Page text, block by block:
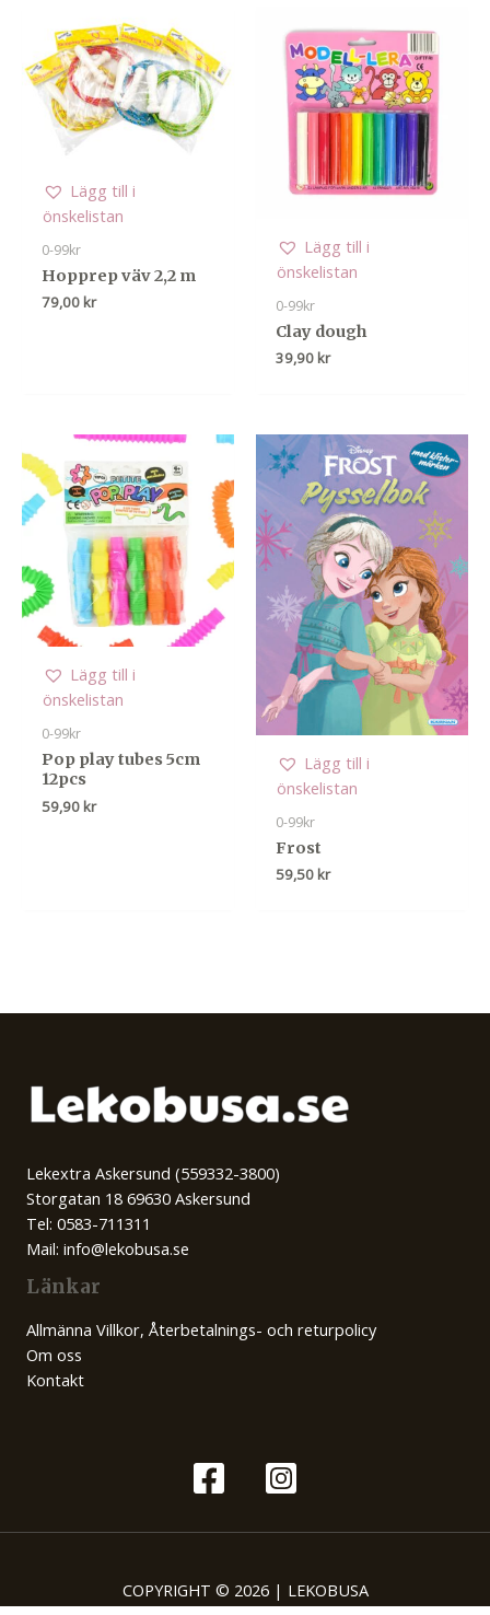
Lägg till i
önskelistan
0-99kr
Hopprep väv 2,2 m
79,00 kr
Lägg till i
önskelistan
0-99kr
Clay dough
39,90 kr
Lägg till i
önskelistan
0-99kr
Pop play tubes 5cm
12pcs
59,90 kr
Lägg till i
önskelistan
0-99kr
Frost
59,50 kr
Lekextra Askersund (559332-3800)
Storgatan 18 69630 Askersund
Tel: 0583-711311
Mail: info@lekobusa.se
Länkar
Allmänna Villkor, Återbetalnings- och returpolicy
Om oss
Kontakt
COPYRIGHT © 2026 | LEKOBUSA